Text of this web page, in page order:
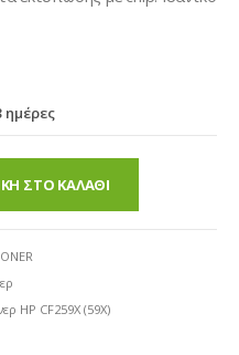
ημέρες
ΣΤΟ ΚΑΛΆΘΙ
HP CF259X (59X)